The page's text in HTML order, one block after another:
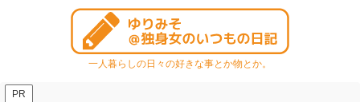
一人暮らしの日々の好きな事とか物とか。
PR